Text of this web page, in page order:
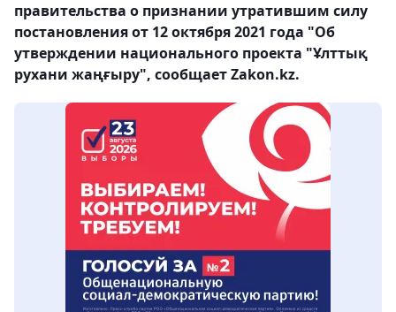
правительства о признании утратившим силу
постановления от 12 октября 2021 года "Об
утверждении национального проекта "Ұлттық
рухани жаңғыру", сообщает Zakon.kz.